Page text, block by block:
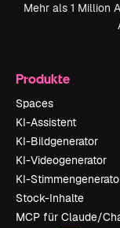
Mehr als 1 Million
Produkte
Spaces
KI-Assistent
KI-Bildgenerator
KI-Videogenerator
KI-
Stock-Inhalte
MCP für Claude/